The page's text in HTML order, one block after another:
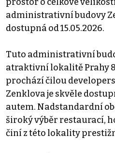
administrativní budovy
dostupná od 15.05.2026.
Tuto administrativní
atraktivní lokalitě Prahy
prochází čilou
Zenklova je skvěle
autem. Nadstandardní
široký výběr restaurací,
činí z této lokality